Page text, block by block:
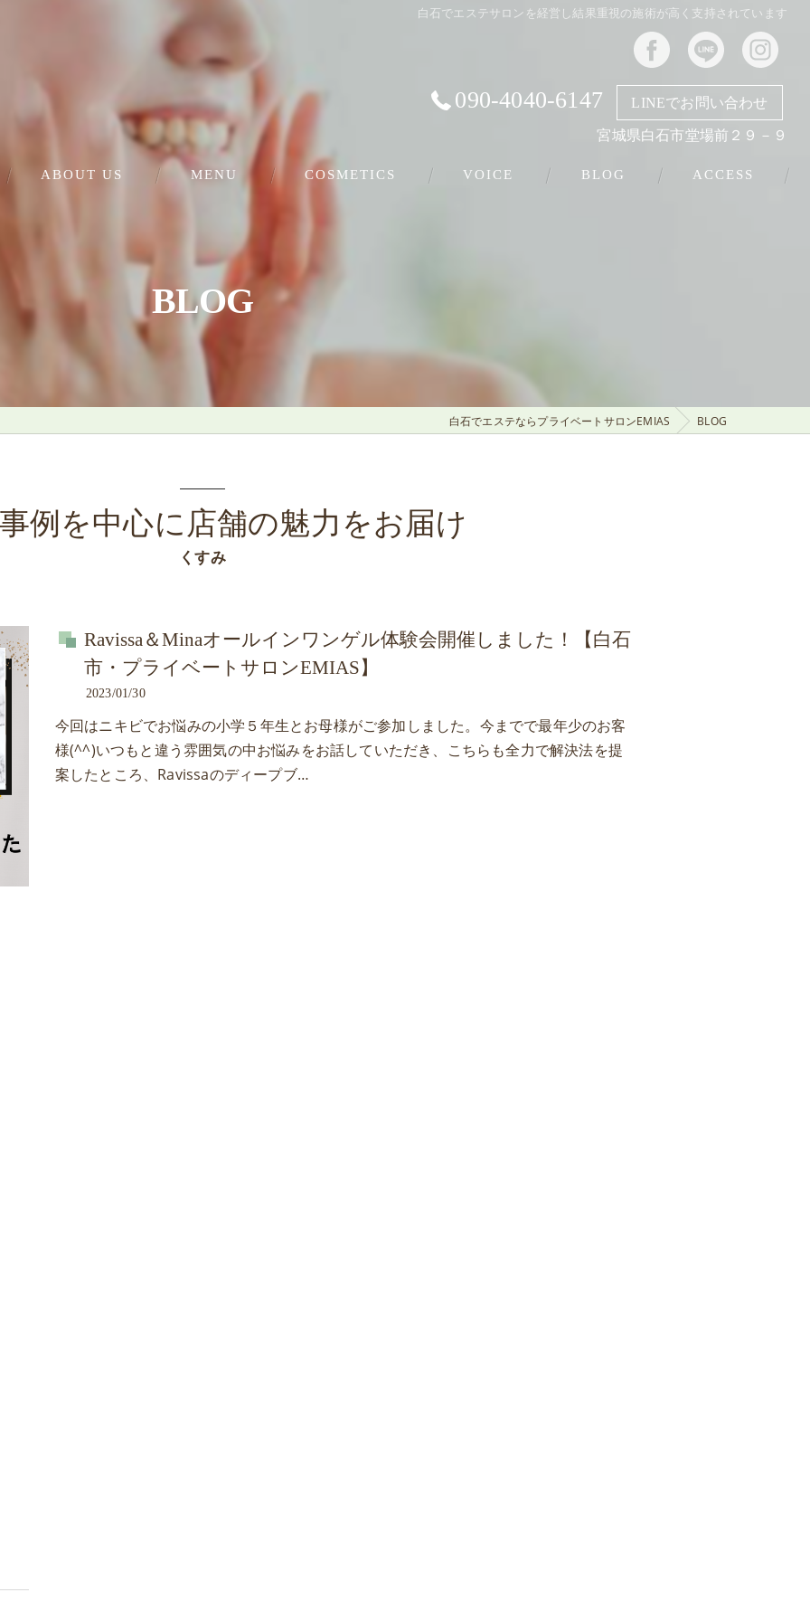
白石でエステサロンを経営し結果重視の施術が高く支持されています
090-4040-6147 LINEでお問い合わせ
宮城県白石市堂場前２９－９
ABOUT US MENU
肌再生美顔（シミ・毛穴）
フェイシャルエステ
ダイエット・妊活
セルフホワイトニング
COSMETICS VOICE BLOG ACCESS
BLOG
白石でエステならプライベートサロンEMIAS BLOG
例を中心に店舗の魅力をお届け
くすみ
Ravissa＆Minaオールインワンゲル体験会開催しました！【白石
市・プライベートサロンEMIAS】
2023/01/30
今回はニキビでお悩みの小学５年生とお母様がご参加しました。今までで最年少のお客
様(^^)いつもと違う雰囲気の中お悩みをお話していただき、こちらも全力で解決法を提
案したところ、Ravissaのディープブ…